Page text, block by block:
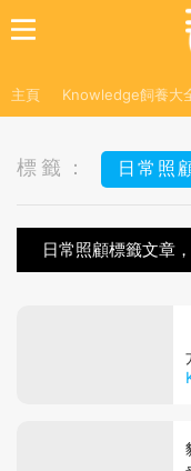
主頁 Knowledge飼養大
標籤： 日常照
日常照顧標籤文章